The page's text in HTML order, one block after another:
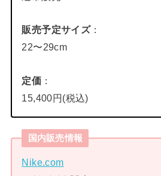
販売予定サイズ：
22〜29cm
定価 ：
15,400円(税込)
国内販売情報
Nike.com